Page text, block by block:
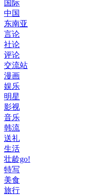
国际
中国
东南亚
言论
社论
评论
交流站
漫画
娱乐
明星
影视
音乐
韩流
送礼
生活
壮龄go!
特写
美食
旅行